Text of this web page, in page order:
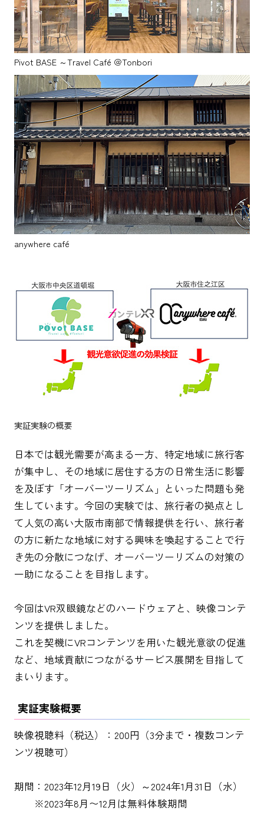
Pivot BASE ～Travel Café ＠Tonbori
anywhere café
実証実験の概要
日本では観光需要が高まる一方、特定地域に旅行客
が集中し、その地域に居住する方の日常生活に影響
を及ぼす「オーバーツーリズム」といった問題も発
生しています。今回の実験では、旅行者の拠点とし
て人気の高い大阪市南部で情報提供を行い、旅行者
の方に新たな地域に対する興味を喚起することで行
き先の分散につなげ、オーバーツーリズムの対策の
一助になることを目指します。
今回はVR双眼鏡などのハードウェアと、映像コンテ
ンツを提供しました。
これを契機にVRコンテンツを用いた観光意欲の促進
など、地域貢献につながるサービス展開を目指して
まいります。
実証実験概要
映像視聴料（税込）：200円（3分まで・複数コンテ
ンツ視聴可）
期間：2023年12月19日（火）～2024年1月31日（水）
※2023年8月〜12月は無料体験期間